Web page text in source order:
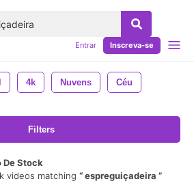
Entrar Inscreva-se
4k Nuvens Céu
Filters
De Stock
videos matching
espreguiçadeira